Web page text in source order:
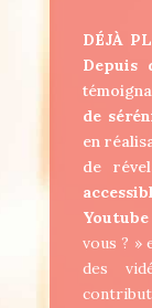
DÉJÀ
Depuis
de
en
de
vous ? »
des